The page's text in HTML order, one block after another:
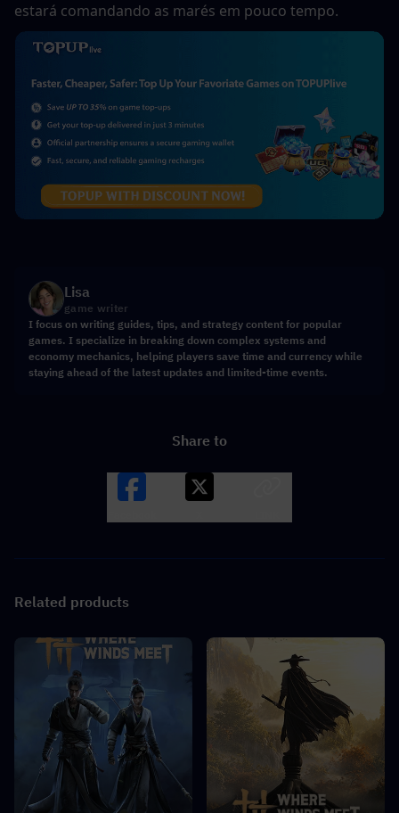
estará comandando as marés em pouco tempo.
Lisa
game writer
I focus on writing guides, tips, and strategy content for popular
games. I specialize in breaking down complex systems and
economy mechanics, helping players save time and currency while
staying ahead of the latest updates and limited-time events.
Share to
Related products